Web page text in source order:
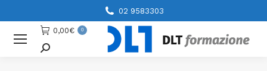
02 9583303
0,00€ 0
Cerca